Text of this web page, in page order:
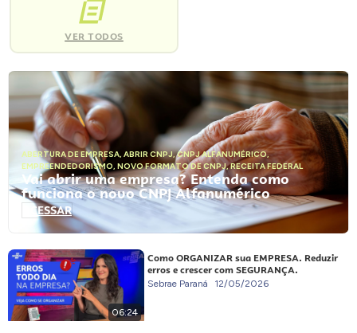
VER TODOS
ABERTURA DE EMPRESA, ABRIR CNPJ,CNPJ ALFANUMÉRICO,
EMPREENDEDORISMO, NOVO FORMATO DE CNPJ,RECEITA FEDERAL
Vai abrir uma empresa? Entenda como
funciona o novo CNPJ Alfanumérico
ACESSAR
06:24
Como ORGANIZAR sua EMPRESA. Reduzir
erros e crescer com SEGURANÇA.
Sebrae Paraná 12/05/2026